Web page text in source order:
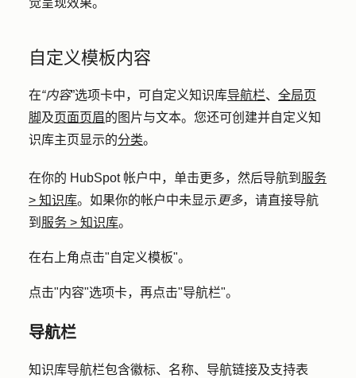
觉呈现效果。
自定义模板内容
在“内容”选项卡中，可自定义知识库导航栏、 全局页
脚及页面页眉的图片与文本。您还可创建并自定义知
识库主页显示的分类。
在你的 HubSpot 帐户中，单击更多，然后导航到 服务
> 知识库。如果你的帐户中未显示 更多，请直接导航
到 服务 > 知识库。
在右上角点击"自定义模板"。
点击"内容"选项卡，再点击"导航栏"。
导航栏
知识库导航栏包含徽标、名称、导航链接及支持表